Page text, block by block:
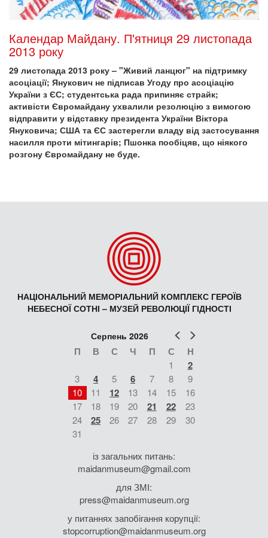
Календар Майдану. П'ятниця 29 листопада
2013 року
29 листопада 2013 року – "Живий ланцюг" на підтримку
асоціації; Янукович не підписав Угоду про асоціацію
України з ЄС; студентська рада припиняє страйк;
активісти Євромайдану ухвалили резолюцію з вимогою
відправити у відставку президента України Віктора
Януковича; США та ЄС застерегли владу від застосування
насилля проти мітингарів; Пшонка пообіцяв, що ніякого
розгону Євромайдану не буде.
НАЦІОНАЛЬНИЙ МЕМОРІАЛЬНИЙ КОМПЛЕКС ГЕРОЇВ
НЕБЕСНОЇ СОТНІ – МУЗЕЙ РЕВОЛЮЦІЇ ГІДНОСТІ
Попер
Серпень 2026
П В С Ч П С Н
1 2
3 4 5 6 7 8
9
10
11 12 13 14 15
16
17
18 19 20 21 22
23
24
25 26 27 28 29
30
31
із загальних питань:
maidanmuseum@gmail.com
для ЗМІ:
press@maidanmuseum.org
у питаннях запобігання корупції:
stopcorruption@maidanmuseum.org